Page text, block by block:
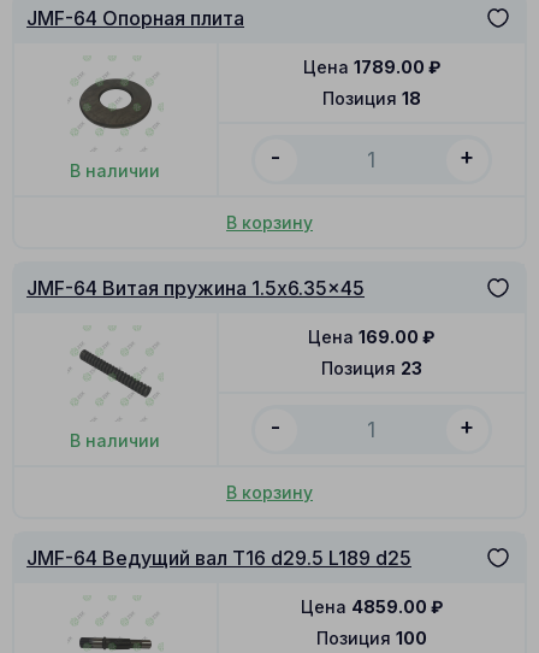
JMF-64 Опорная плита
В наличии
Позиция 18
Цена 1789.00 ₽
- +
В корзину
JMF-64 Витая пружина 1.5x6.35x45
В наличии
Позиция 23
Цена 169.00 ₽
- +
В корзину
JMF-64 Ведущий вал T16 d29.5 L189 d25
Позиция 100
Цена 4859.00 ₽